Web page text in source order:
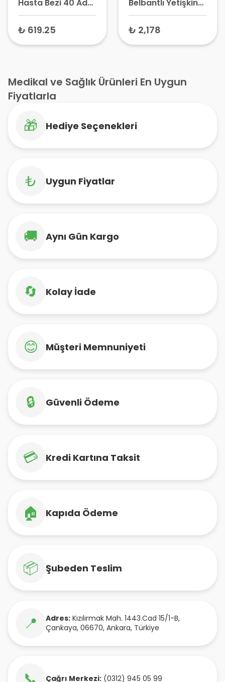
Hasta Bezi 40 Adet
- Yaşlı Bezi, Hasta
Alt Bezi
₺ 619.25
Belbantlı Yetişkin
Hasta Bezi Elastic
Mor Large (115 cm
₺ 2,178
Medikal ve Sağlık Ürünleri En Uygun
Fiyatlarla
🎁 Hediye Seçenekleri
₺ Uygun Fiyatlar
🚚 Aynı Gün Kargo
🔄 Kolay İade
😊 Müşteri Memnuniyeti
🔒 Güvenli Ödeme
💳 Kredi Kartına Taksit
🏠 Kapıda Ödeme
📦 Şubeden Teslim
📍 Adres: Kızılırmak Mah. 1443.Cad 15/1-B,
Çankaya, 06670, Ankara, Türkiye
Çağrı Merkezi: (0312) 945 05 99